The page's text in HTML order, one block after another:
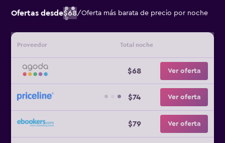
Ofertas desde$68/Oferta más barata de precio por noche
Proveedor Total noche
$68 Ver oferta
$74 Ver oferta
$79 Ver oferta